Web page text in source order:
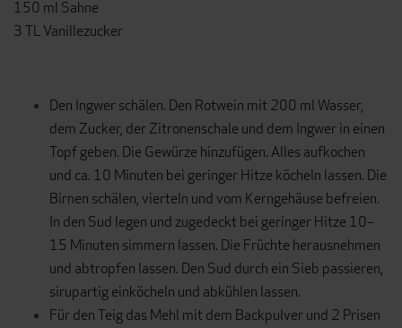
150 ml Sahne
3 TL Vanillezucker
Den Ingwer schälen. Den Rotwein mit 200 ml Wasser,
dem Zucker, der Zitronenschale und dem Ingwer in einen
Topf geben. Die Gewürze hinzufügen. Alles aufkochen
und ca. 10 Minuten bei geringer Hitze köcheln lassen. Die
Birnen schälen, vierteln und vom Kerngehäuse befreien.
In den Sud legen und zugedeckt bei geringer Hitze 10–
15 Minuten simmern lassen. Die Früchte herausnehmen
und abtropfen lassen. Den Sud durch ein Sieb passieren,
sirupartig einköcheln und abkühlen lassen.
Für den Teig das Mehl mit dem Backpulver und 2 Prisen